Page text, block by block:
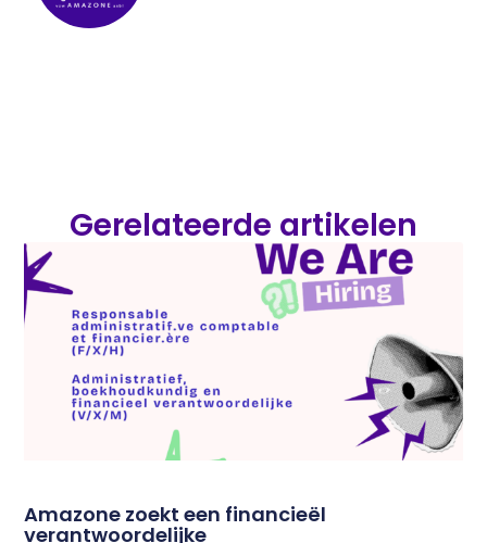
Gerelateerde artikelen
Amazone zoekt een financieël
verantwoordelijke